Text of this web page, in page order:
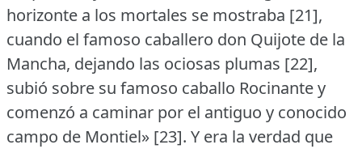
horizonte a los mortales se mostraba [21],
cuando el famoso caballero don Quijote de la
Mancha, dejando las ociosas plumas [22],
subió sobre su famoso caballo Rocinante y
comenzó a caminar por el antiguo y conocido
campo de Montiel» [23]. Y era la verdad que